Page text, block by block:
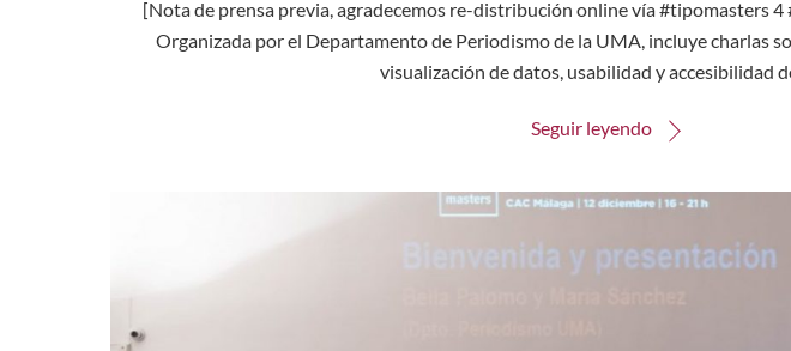
[Nota de prensa previa, agradecemos re-distribución online vía #tipomasters
Organizada por el Departamento de Periodismo de la UMA, incluye charlas
visualización de datos, usabilidad y accesibilidad
Seguir leyendo